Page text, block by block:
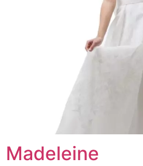
Madeleine